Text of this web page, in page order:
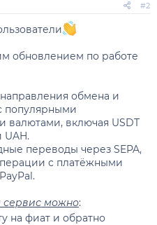
#2
обновлением по работе
обмена и
популярными
валютами, включая USDT
UAH.
переводы через SEPA,
с платёжными
сервис можно:
на фиат и обратно